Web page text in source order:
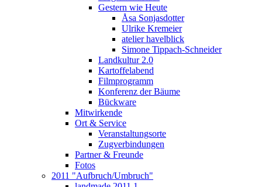
Gestern wie Heute
Åsa Sonjasdotter
Ulrike Kremeier
atelier havelblick
Simone Tippach-Schneider
Landkultur 2.0
Kartoffelabend
Filmprogramm
Konferenz der Bäume
Bückware
Mitwirkende
Ort & Service
Veranstaltungsorte
Zugverbindungen
Partner & Freunde
Fotos
2011 "Aufbruch/Umbruch"